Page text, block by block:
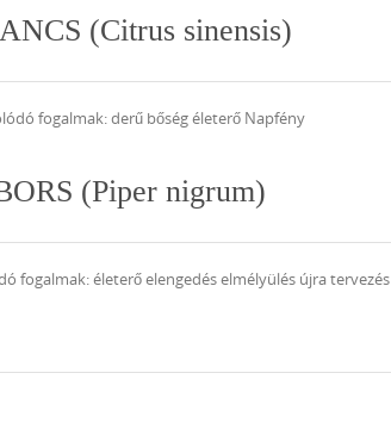
(Citrus sinensis)
fogalmak: derű bőség életerő Napfény
(Piper nigrum)
fogalmak: életerő elengedés elmélyülés újra tervezés